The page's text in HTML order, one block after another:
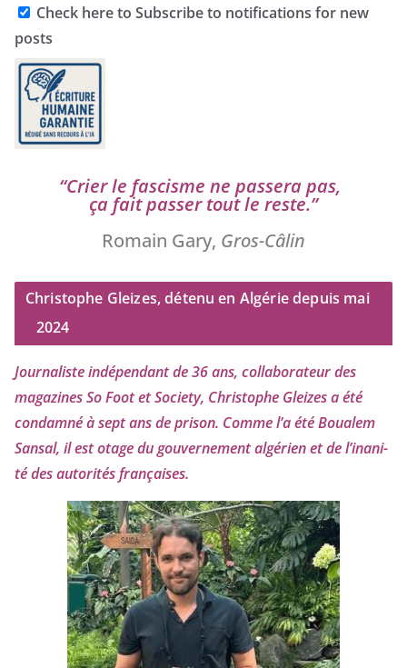
Check here to Subscribe to notifications for new
posts
“Crier le fas­cisme ne pas­se­ra pas,
ça fait pas­ser tout le reste.”
Romain Gary, Gros-Câlin
Christophe Gleizes, détenu en Algérie depuis mai
2024
Journaliste indé­pen­dant de36ans, col­la­bo­ra­teur des
maga­zines So Foot et Society, Christophe Gleizesa été
condam­né à sept ans de pri­son. Comme l’a été Boualem
Sansal, il est otage du gou­ver­ne­ment algé­rien et de l’i­na­ni­
té des auto­ri­tés françaises.